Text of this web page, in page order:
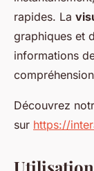
rapides. La
graphiques et
informations
Découvrez
sur https://